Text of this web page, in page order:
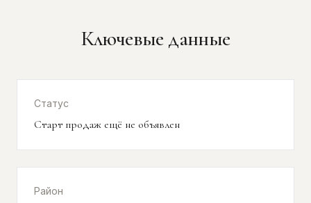
Ключевые данные
Статус
Старт продаж ещё не объявлен
Район